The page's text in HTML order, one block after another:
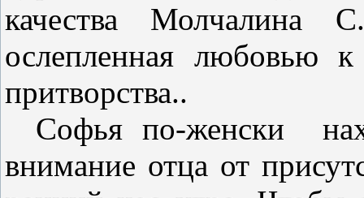
качества Молчалина
ослепленная любовью
притворства..
Софья по-женски
внимание отца от